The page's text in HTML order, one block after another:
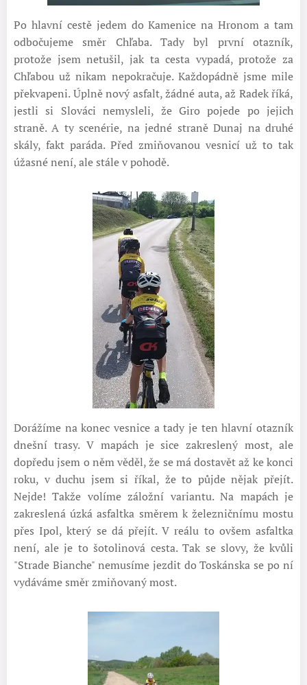
Po hlavní cestě jedem do Kamenice na Hronom a tam
odbočujeme směr Chľaba. Tady byl první otazník,
protože jsem netušil, jak ta cesta vypadá, protože za
Chľabou už nikam nepokračuje. Každopádně jsme mile
překvapeni. Úplně nový asfalt, žádné auta, až Radek říká,
jestli si Slováci nemysleli, že Giro pojede po jejich
straně. A ty scenérie, na jedné straně Dunaj na druhé
skály, fakt paráda. Před zmiňovanou vesnicí už to tak
úžasné není, ale stále v pohodě.
Dorážíme na konec vesnice a tady je ten hlavní otazník
dnešní trasy. V mapách je sice zakreslený most, ale
dopředu jsem o něm věděl, že se má dostavět až ke konci
roku, v duchu jsem si říkal, že to půjde nějak přejít.
Nejde! Takže volíme záložní variantu. Na mapách je
zakreslená úzká asfaltka směrem k železničnímu mostu
přes Ipol, který se dá přejít. V reálu to ovšem asfaltka
není, ale je to šotolinová cesta. Tak se slovy, že kvůli
"Strade Bianche" nemusíme jezdit do Toskánska se po ní
vydáváme směr zmiňovaný most.